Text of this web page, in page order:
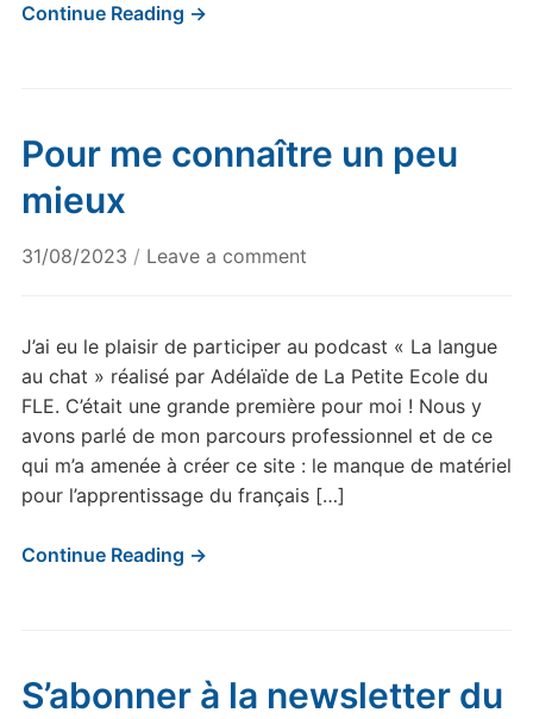
Continue Reading →
Pour me connaître un peu
mieux
31/08/2023 / Leave a comment
J’ai eu le plaisir de participer au podcast « La langue
au chat » réalisé par Adélaïde de La Petite Ecole du
FLE. C’était une grande première pour moi ! Nous y
avons parlé de mon parcours professionnel et de ce
qui m’a amenée à créer ce site : le manque de matériel
pour l’apprentissage du français […]
Continue Reading →
S’abonner à la newsletter du